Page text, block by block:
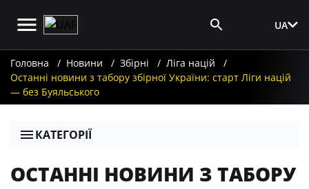
UA
Головна Новини Збірні
Ліга націй
Останні новини з табору збірної України: старт Ліги націй
— без Буяльського
КАТЕГОРІЇ
ОСТАННІ НОВИНИ З ТАБОРУ